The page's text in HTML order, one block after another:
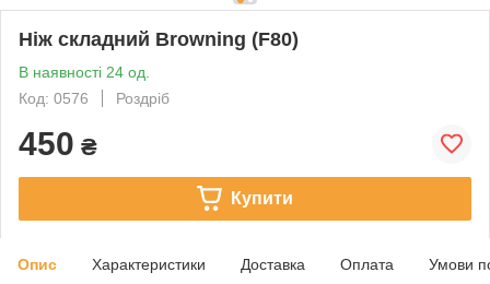
Ніж складний Browning (F80)
В наявності 24 од.
Код: 0576
Роздріб
450 ₴
Купити
Опис Характеристики Доставка Оплата Умови